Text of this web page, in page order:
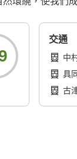
交通
中
具
古